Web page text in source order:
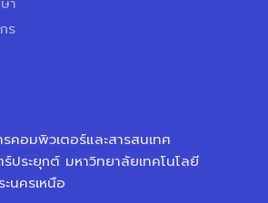
ร
คอมพิวเตอร์และสารสนเทศ
ประยุกต์ มหาวิทยาลัยเทคโนโลยี
นครเหนือ